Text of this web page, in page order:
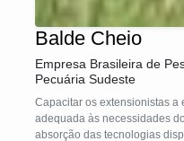
Balde Cheio
Empresa Brasileira de
Pecuária Sudeste
Capacitar os extensionistas a
adequada às necessidades
absorção das tecnologias